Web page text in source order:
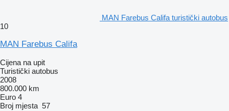
MAN Farebus Califa turistički autobus
10
MAN Farebus Califa
Cijena na upit
Turistički autobus
2008
800.000 km
Euro 4
Broj mjesta 57